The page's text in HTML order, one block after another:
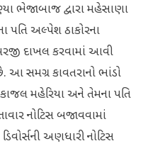
ભેજાબાજ દ્વારા મહેસાણા
પતિ અલ્પેશ ઠાકોરના
દાખલ કરવામાં આવી
આ સમગ્ર કાવતરાનો ભાંડો
કાજલ મહેરિયા અને તેમના પતિ
નોટિસ બજાવવામાં
અણધારી નોટિસ